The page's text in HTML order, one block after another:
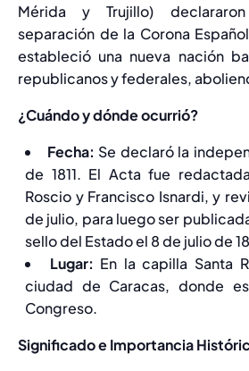
Mérida y Trujillo)
separación de la Corona
estableció una nueva nación
republicanos y federales,
¿Cuándo y dónde ocurrió?
Fecha: Se declaró la
de 1811. El Acta fue
Roscio y Francisco Isnardi, y
de julio, para luego ser
sello del Estado el 8 de julio de
Lugar: En la capilla Santa
ciudad de Caracas, donde
Congreso.
Significado e Importancia